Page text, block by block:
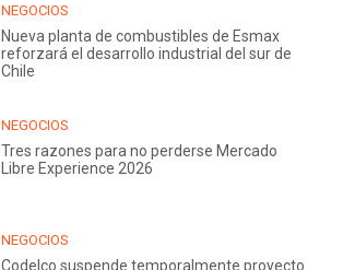
NEGOCIOS
Nueva planta de combustibles de Esmax
reforzará el desarrollo industrial del sur de
Chile
NEGOCIOS
Tres razones para no perderse Mercado
Libre Experience 2026
NEGOCIOS
Codelco suspende temporalmente proyecto